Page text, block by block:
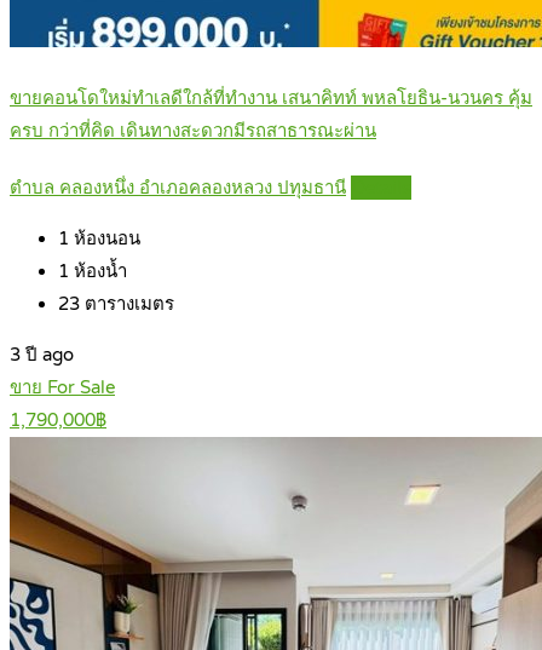
ขายคอนโดใหม่ทำเลดีใกล้ที่ทำงาน เสนาคิทท์ พหลโยธิน-นวนคร คุ้ม
ครบ กว่าที่คิด เดินทางสะดวกมีรถสาธารณะผ่าน
ตำบล คลองหนึ่ง อำเภอคลองหลวง ปทุมธานี
1 ห้องนอน
1 ห้องน้ำ
23 ตารางเมตร
3 ปี ago
ขาย For Sale
1,790,000฿